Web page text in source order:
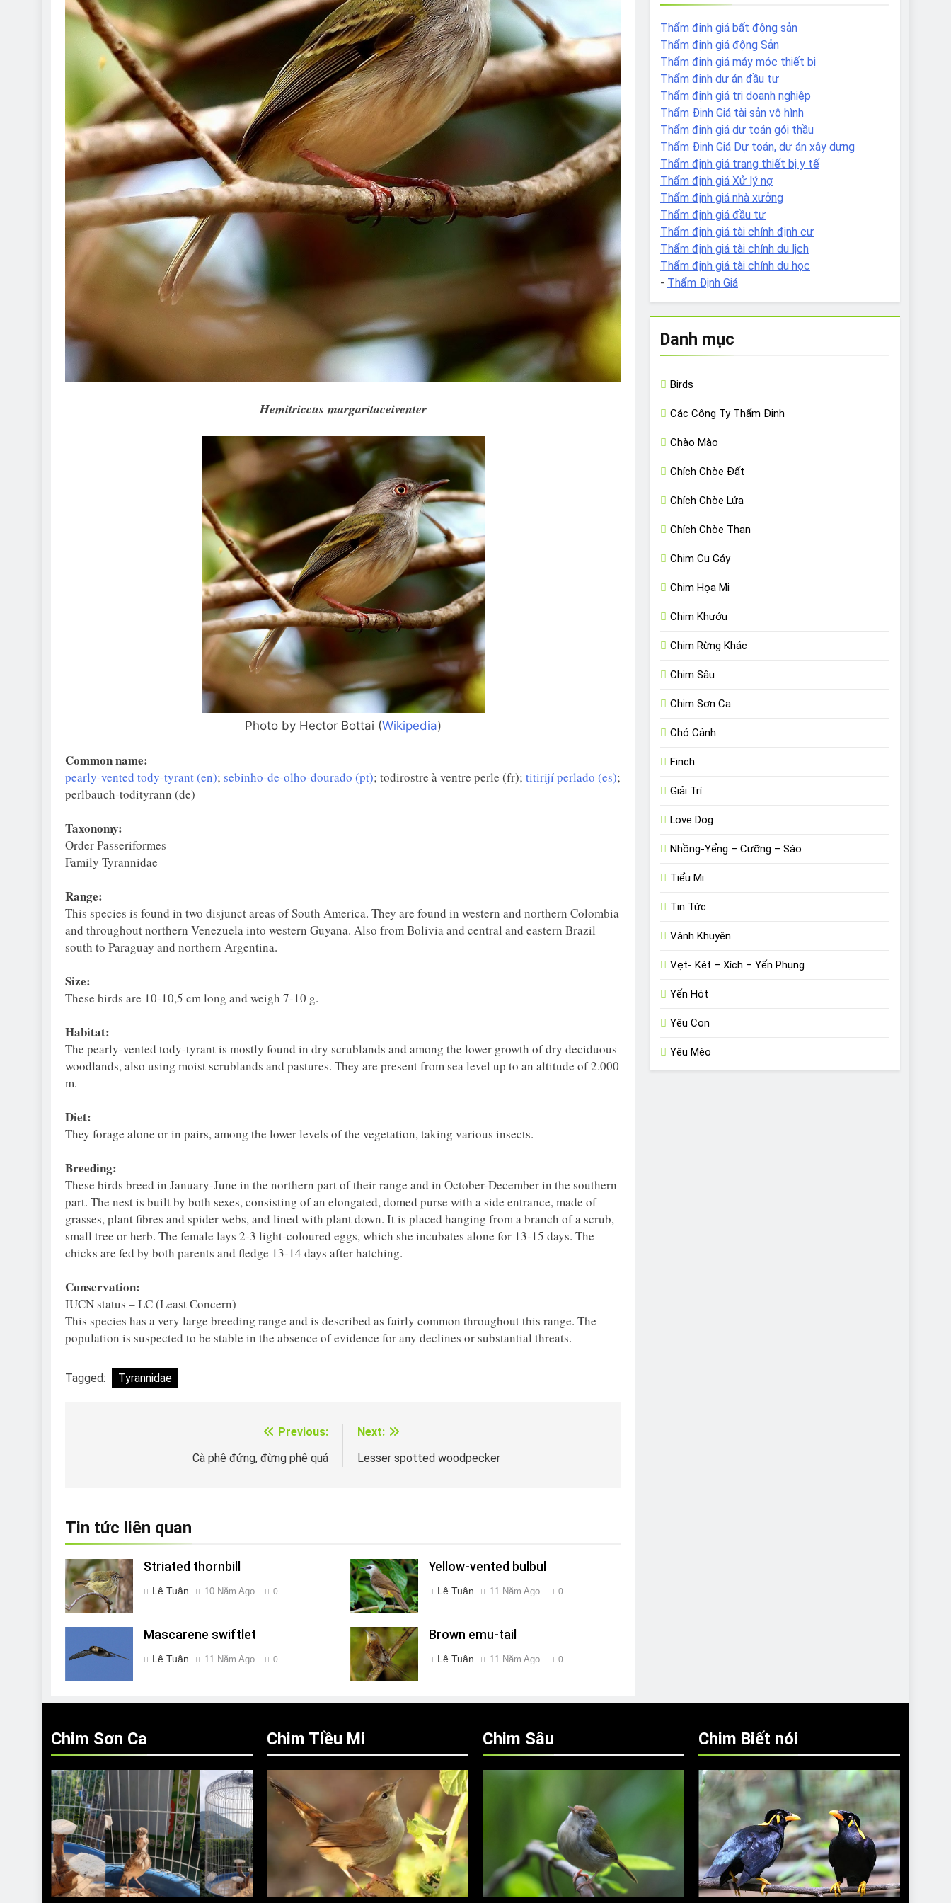
Hemitriccus margaritaceiventer
Photo by Hector Bottai (Wikipedia)
Common name:
pearly-vented tody-tyrant (en); sebinho-de-olho-dourado (pt); todirostre à ventre perle (fr); titirijí perlado (es);
perlbauch-todityrann (de)
Taxonomy:
Order Passeriformes
Family Tyrannidae
Range:
This species is found in two disjunct areas of South America. They are found in western and northern Colombia
and throughout northern Venezuela into western Guyana. Also from Bolivia and central and eastern Brazil
south to Paraguay and northern Argentina.
Size:
These birds are 10-10,5 cm long and weigh 7-10 g.
Habitat:
The pearly-vented tody-tyrant is mostly found in dry scrublands and among the lower growth of dry deciduous
woodlands, also using moist scrublands and pastures. They are present from sea level up to an altitude of 2.000
m.
Diet:
They forage alone or in pairs, among the lower levels of the vegetation, taking various insects.
Breeding:
These birds breed in January-June in the northern part of their range and in October-December in the southern
part. The nest is built by both sexes, consisting of an elongated, domed purse with a side entrance, made of
grasses, plant fibres and spider webs, and lined with plant down. It is placed hanging from a branch of a scrub,
small tree or herb. The female lays 2-3 light-coloured eggs, which she incubates alone for 13-15 days. The
chicks are fed by both parents and fledge 13-14 days after hatching.
Conservation:
IUCN status – LC (Least Concern)
This species has a very large breeding range and is described as fairly common throughout this range. The
population is suspected to be stable in the absence of evidence for any declines or substantial threats.
Tagged: Tyrannidae
Previous:
Cà phê đứng, đừng phê quá
Next:
Lesser spotted woodpecker
Tin tức liên quan
Striated thornbill
Lê Tuân 10 Năm Ago 0
Yellow-vented bulbul
Lê Tuân 11 Năm Ago 0
Mascarene swiftlet
Lê Tuân 11 Năm Ago 0
Brown emu-tail
Lê Tuân 11 Năm Ago 0
Thẩm định giá bất động sản
Thẩm định giá động Sản
Thẩm định giá máy móc thiết bị
Thẩm định dự án đầu tư
Thẩm định giá tri doanh nghiệp
Thẩm Định Giá tài sản vô hình
Thẩm định giá dự toán gói thầu
Thẩm Định Giá Dự toán, dự án xây dựng
Thẩm định giá trang thiết bị y tế
Thẩm định giá Xử lý nợ
Thẩm định giá nhà xưởng
Thẩm định giá đầu tư
Thẩm định giá tài chính định cư
Thẩm định giá tài chính du lịch
Thẩm định giá tài chính du học
- Thẩm Định Giá
Danh mục
Birds
Các Công Ty Thẩm Định
Chào Mào
Chích Chòe Đất
Chích Chòe Lửa
Chích Chòe Than
Chim Cu Gáy
Chim Họa Mi
Chim Khướu
Chim Rừng Khác
Chim Sâu
Chim Sơn Ca
Chó Cảnh
Finch
Giải Trí
Love Dog
Nhồng-Yểng – Cưỡng – Sáo
Tiểu Mi
Tin Tức
Vành Khuyên
Vẹt- Két – Xích – Yến Phụng
Yến Hót
Yêu Con
Yêu Mèo
Chim Sơn Ca Chim Tiều Mi Chim Sâu Chim Biết nói